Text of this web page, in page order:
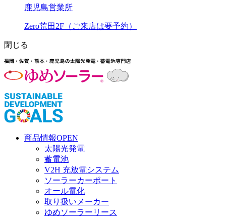
鹿児島営業所
Zero荒田2F（ご来店は要予約）
閉じる
商品情報OPEN
太陽光発電
蓄電池
V2H 充放電システム
ソーラーカーポート
オール電化
取り扱いメーカー
ゆめソーラーリース